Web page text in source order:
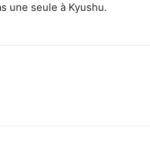
une seule à Kyushu.